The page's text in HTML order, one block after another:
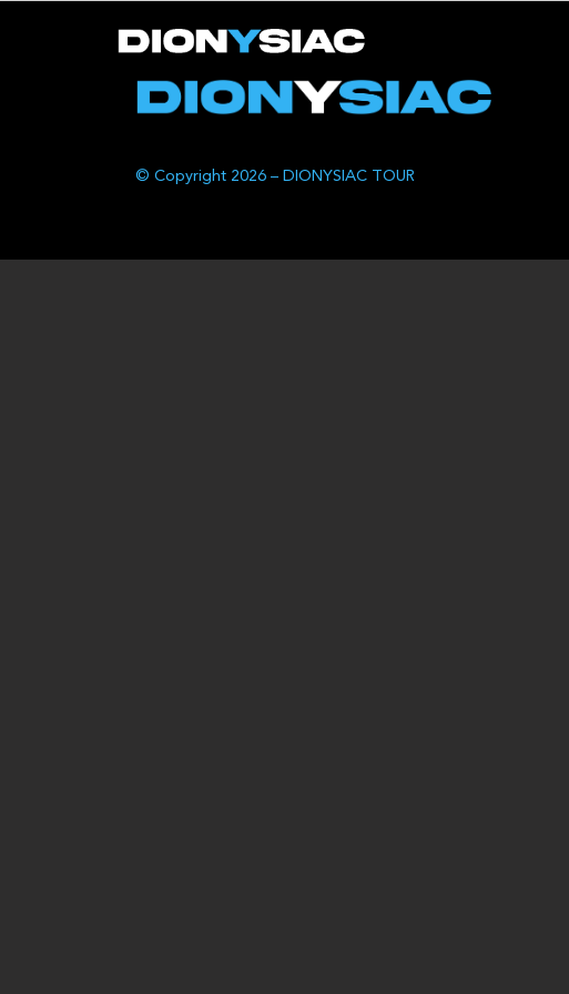
© Copyright 2026 – DIONYSIAC TOUR